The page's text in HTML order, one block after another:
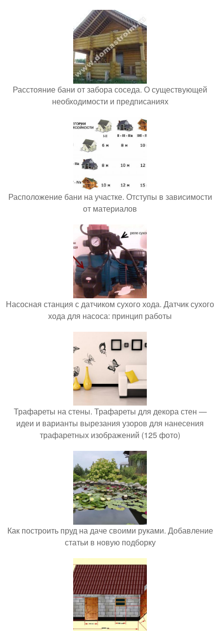
Расстояние бани от забора соседа. О существующей
необходимости и предписаниях
Расположение бани на участке. Отступы в зависимости
от материалов
Насосная станция с датчиком сухого хода. Датчик сухого
хода для насоса: принцип работы
Трафареты на стены. Трафареты для декора стен —
идеи и варианты вырезания узоров для нанесения
трафаретных изображений (125 фото)
Как построить пруд на даче своими руками. Добавление
статьи в новую подборку